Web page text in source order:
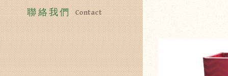
聯絡我們 Contact